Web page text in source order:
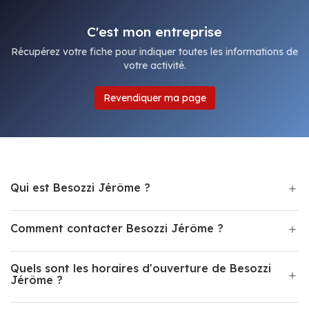
C'est mon entreprise
Récupérez votre fiche pour indiquer toutes les informations de
votre activité.
Revendiquer ma page
Qui est Besozzi Jérôme ?
Comment contacter Besozzi Jérôme ?
Quels sont les horaires d'ouverture de Besozzi
Jérôme ?